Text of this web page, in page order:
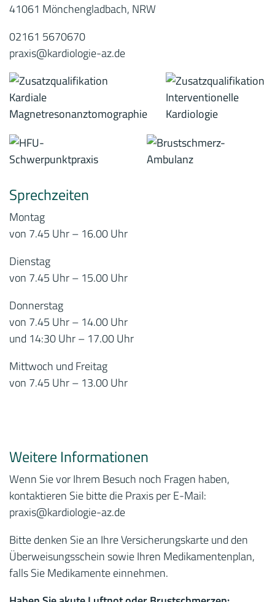
41061 Mönchengladbach, NRW
02161 5670670
praxis@kardiologie-az.de
Sprechzeiten
Montag
von 7.45 Uhr – 16.00 Uhr
Dienstag
von 7.45 Uhr – 15.00 Uhr
Donnerstag
von 7.45 Uhr – 14.00 Uhr
und 14:30 Uhr – 17.00 Uhr
Mittwoch und Freitag
von 7.45 Uhr – 13.00 Uhr
Weitere Informationen
Wenn Sie vor Ihrem Besuch noch Fragen haben,
kontaktieren Sie bitte die Praxis per E-Mail:
praxis@kardiologie-az.de
Bitte denken Sie an Ihre Versicherungskarte und den
Überweisungsschein sowie Ihren Medikamentenplan,
falls Sie Medikamente einnehmen.